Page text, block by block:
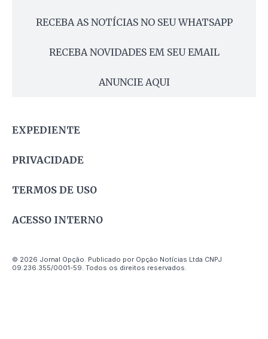
RECEBA AS NOTÍCIAS NO SEU WHATSAPP
RECEBA NOVIDADES EM SEU EMAIL
ANUNCIE AQUI
EXPEDIENTE
PRIVACIDADE
TERMOS DE USO
ACESSO INTERNO
© 2026 Jornal Opção. Publicado por Opção Notícias Ltda CNPJ
09.236.355/0001-59. Todos os direitos reservados.